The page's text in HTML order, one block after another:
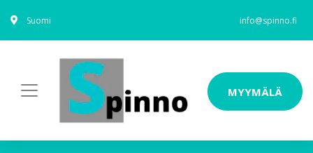
Suomi info@spinno.fi
MYYMÄLÄ